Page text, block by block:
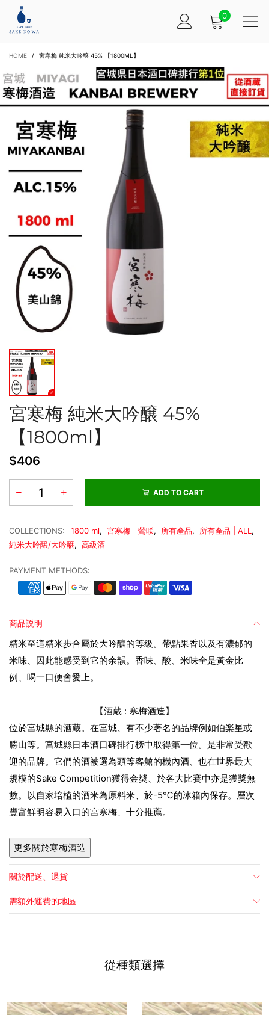
0
HOME / 宮寒梅 純米大吟醸 45% 【1800ML】
宮寒梅 純米大吟醸 45%
【1800ml】
$406
ADD TO CART
COLLECTIONS: 1800 ml, 宮寒梅｜鶯咲, 所有產品, 所有產品 | ALL ,
純米大吟醸/大吟醸, 高級酒
PAYMENT METHODS:
商品説明
精米至這精米步合屬於大吟釀的等級。帶點果香以及有濃郁的
米味、因此能感受到它的余韻。香味、酸、米味全是黃金比
例、喝一口便會愛上。
【酒蔵 : 寒梅酒造】
位於宮城縣的酒蔵。在宮城、有不少著名的品牌例如伯楽星或
勝山等。宮城縣日本酒口碑排行榜中取得第一位。是非常受歡
迎的品牌。它們的酒被選為頭等客艙的機內酒、也在世界最大
規模的Sake Competition獲得金奬、於各大比賽中亦是獲獎無
數。以自家培植的酒米為原料米、於-5℃的冰箱內保存。層次
豐富鮮明容易入口的宮寒梅、十分推薦。
更多關於寒梅酒造
關於配送、退貨
需額外運費的地區
從種類選擇